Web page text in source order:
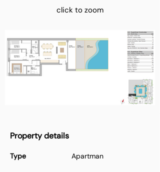
click to zoom
Property details
Type Apartman